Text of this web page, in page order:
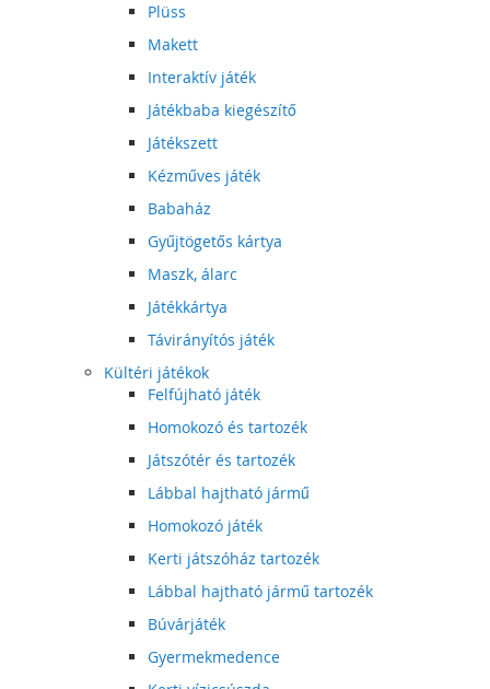
Plüss
Makett
Interaktív játék
Játékbaba kiegészítő
Játékszett
Kézműves játék
Babaház
Gyűjtögetős kártya
Maszk, álarc
Játékkártya
Távirányítós játék
Kültéri játékok
Felfújható játék
Homokozó és tartozék
Játszótér és tartozék
Lábbal hajtható jármű
Homokozó játék
Kerti játszóház tartozék
Lábbal hajtható jármű tartozék
Búvárjáték
Gyermekmedence